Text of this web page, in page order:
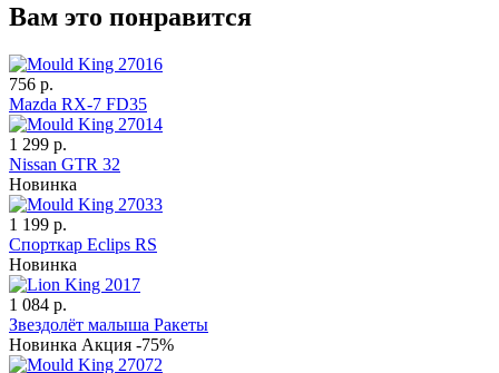
Вам это понравится
756 р.
Mazda RX-7 FD35
1 299 р.
Nissan GTR 32
Новинка
1 199 р.
Спорткар Eclips RS
Новинка
1 084 р.
Звездолёт малыша Ракеты
Новинка Акция -75%